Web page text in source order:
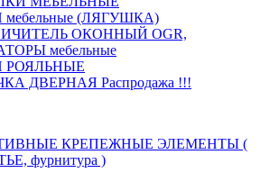
(ЛЯГУШКА)
ОКОННЫЙ OGR,
мебельные
РОЯЛЬНЫЕ
ДВЕРНАЯ Распродажа !!!
КРЕПЕЖНЫЕ ЭЛЕМЕНТЫ (
фурнитура )